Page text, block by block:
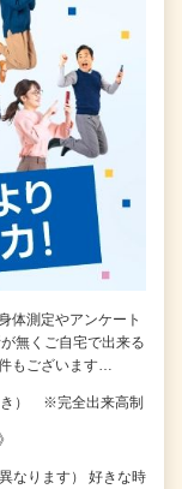
体測定やアンケート
無くご自宅で出来る
もございます…
き） ※完全出来高制
なります） 好きな時